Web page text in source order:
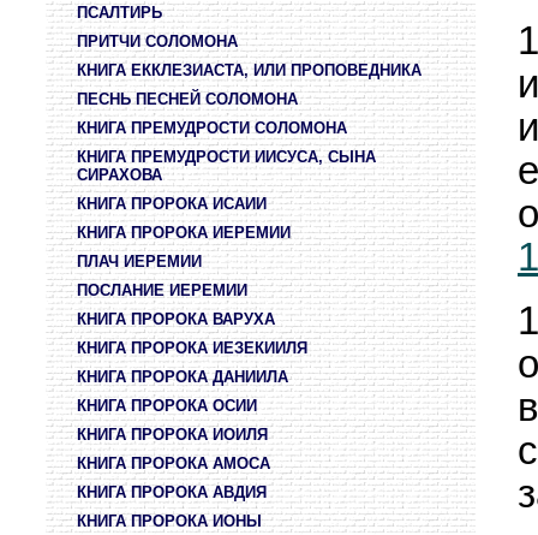
ПСАЛТИРЬ
ПРИТЧИ СОЛОМОНА
КНИГА ЕККЛЕЗИАСТА, ИЛИ ПРОПОВЕДНИКА
ПЕСНЬ ПЕСНЕЙ СОЛОМОНА
КНИГА ПРЕМУДРОСТИ СОЛОМОНА
КНИГА ПРЕМУДРОСТИ ИИСУСА, СЫНА
СИРАХОВА
КНИГА ПРОРОКА ИСАИИ
КНИГА ПРОРОКА ИЕРЕМИИ
ПЛАЧ ИЕРЕМИИ
ПОСЛАНИЕ ИЕРЕМИИ
КНИГА ПРОРОКА ВАРУХА
КНИГА ПРОРОКА ИЕЗЕКИИЛЯ
КНИГА ПРОРОКА ДАНИИЛА
КНИГА ПРОРОКА ОСИИ
КНИГА ПРОРОКА ИОИЛЯ
КНИГА ПРОРОКА АМОСА
КНИГА ПРОРОКА АВДИЯ
КНИГА ПРОРОКА ИОНЫ